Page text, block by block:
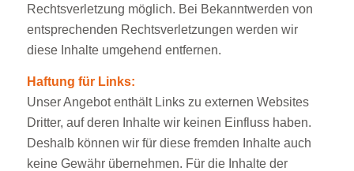
Rechtsverletzung möglich. Bei Bekanntwerden von
entsprechenden Rechtsverletzungen werden wir
diese Inhalte umgehend entfernen.
Haftung für Links:
Unser Angebot enthält Links zu externen Websites
Dritter, auf deren Inhalte wir keinen Einfluss haben.
Deshalb können wir für diese fremden Inhalte auch
keine Gewähr übernehmen. Für die Inhalte der